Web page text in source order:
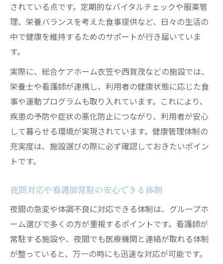
されている点です。定期的なバイタルチェックや服薬管
理、栄養バランスを考えた食事提供など、日々の生活の
中で健康を維持するためのサポートが行き届いていま
す。
実際に、総合ケアホーム衣笠や西賀茂などの施設では、
栄養士や看護師が連携し、利用者の健康状態に応じた食
事や運動プログラムも取り入れています。これにより、
疾患の予防や症状の悪化防止につながり、利用者が安心
して暮らせる環境が実現されています。健康管理体制の
充実度は、施設選びの際に必ず確認しておきたいポイン
トです。
夜間対応や看護師常駐の安心できる体制
夜間の急変や体調不良に対応できる体制は、グループホ
ーム選びで多くの方が重視するポイントです。看護師が
常駐する施設や、夜間でも医療機関と連絡が取れる体制
が整っていると、万一の時にも迅速な対応が可能です。